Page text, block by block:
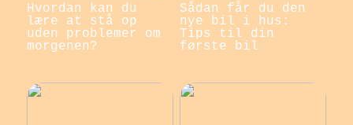
Hvordan kan du
lære at stå op
uden problemer om
morgenen?
Sådan får du den
nye bil i hus:
Tips til din
første bil